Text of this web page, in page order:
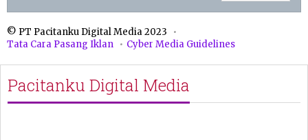
© PT Pacitanku Digital Media 2023
Tata Cara Pasang Iklan
Cyber Media Guidelines
Pacitanku Digital Media